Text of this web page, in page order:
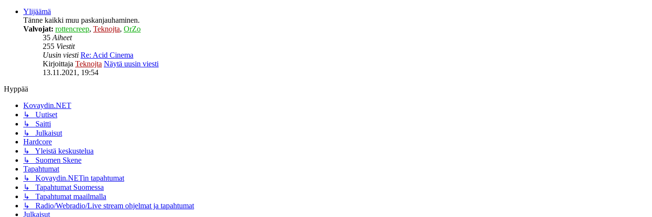
Ylijäämä
Tänne kaikki muu paskanjauhaminen.
Valvojat: rottencreep, Teknojta, OrZo
35 Aiheet
255 Viestit
Uusin viesti Re: Acid Cinema
Kirjoittaja Teknojta Näytä uusin viesti
13.11.2021, 19:54
Hyppää
Kovaydin.NET
↳ Uutiset
↳ Saitti
↳ Julkaisut
Hardcore
↳ Yleistä keskustelua
↳ Suomen Skene
Tapahtumat
↳ Kovaydin.NETin tapahtumat
↳ Tapahtumat Suomessa
↳ Tapahtumat maailmalla
↳ Radio/Webradio/Live stream ohjelmat ja tapahtumat
Julkaisut